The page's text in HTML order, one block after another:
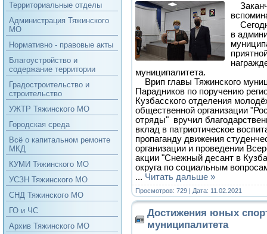
Территориальные отделы
Администрация Тяжинского
МО
Нормативно - правовые акты
Благоустройство и
содержание территории
Градостроительство и
строительство
УЖТР Тяжинского МО
Городская среда
Всё о капитальном ремонте
МКД
КУМИ Тяжинского МО
УСЗН Тяжинского МО
СНД Тяжинского МО
ГО и ЧС
Архив Тяжинского МО
в
муниципалитета.
Врип главы Тяжинского
Парадников по поручению
Кузбасского отделения
общественной организации
отряды" вручил
вклад в патриотическое
пропаганду движения
организации и проведении
акции "Снежный десант в
округа по социальным
... Читать дальше »
Просмотров: 729 | Дата: 11.02.2021
Достижения юных
муниципалитета